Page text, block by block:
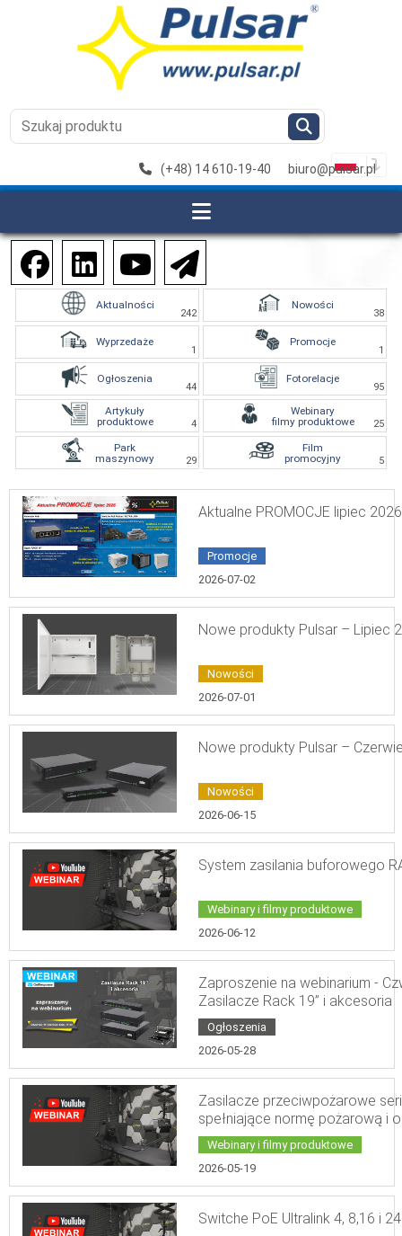
(+48) 14 610-19-40 biuro@pulsar.pl
Aktualności
242
Nowości
38
Wyprzedaże
1
Promocje
1
Ogłoszenia
44
Fotorelacje
95
Artykuły
produktowe
4
Webinary
filmy produktowe
25
Park
maszynowy
29
Film
promocyjny
5
Aktualne PROMOCJE lipiec 2026
Promocje
2026-07-02
Nowe produkty Pulsar – Lipiec
Nowości
2026-07-01
Nowe produkty Pulsar –
Nowości
2026-06-15
System zasilania buforowego
Webinary i filmy produktowe
2026-06-12
Zaproszenie na webinarium -
Zasilacze Rack 19” i akcesoria
Ogłoszenia
2026-05-28
Zasilacze przeciwpożarowe
spełniające normę pożarową i
Webinary i filmy produktowe
2026-05-19
Switche PoE Ultralink 4, 8,16 i